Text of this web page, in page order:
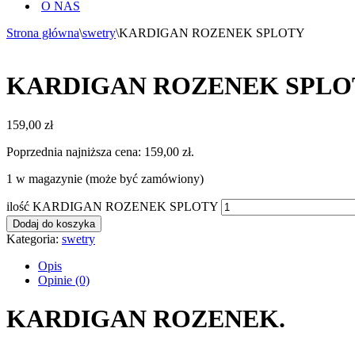
O NAS
Strona główna\swetry\KARDIGAN ROZENEK SPLOTY
KARDIGAN ROZENEK
159,00 zł
Poprzednia najniższa cena: 159,00 zł.
1 w magazynie (może być zamówiony)
ilość KARDIGAN ROZENEK SPLOTY
Dodaj do koszyka
Kategoria: swetry
Opis
Opinie (0)
KARDIGAN ROZENEK.